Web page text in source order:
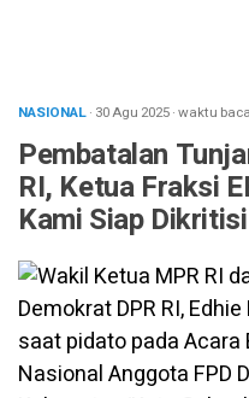
NASIONAL· 30 Agu 2025·waktu
Pembatalan
RI, Ketua Fraksi
Kami Siap